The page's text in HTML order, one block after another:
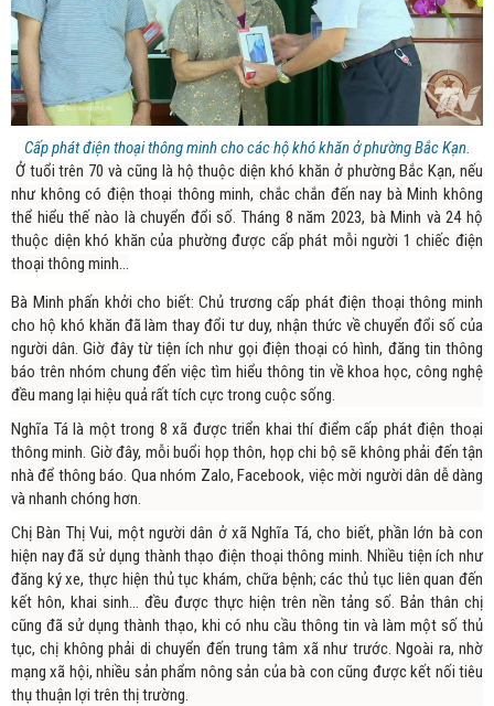
Cấp phát điện thoại thông minh cho các hộ khó khăn ở phường Bắc Kạn.
Ở tuổi trên 70 và cũng là hộ thuộc diện khó khăn ở phường Bắc Kạn, nếu
như không có điện thoại thông minh, chắc chắn đến nay bà Minh không
thể hiểu thế nào là chuyển đổi số. Tháng 8 năm 2023, bà Minh và 24 hộ
thuộc diện khó khăn của phường được cấp phát mỗi người 1 chiếc điện
thoại thông minh…
Bà Minh phấn khởi cho biết: Chủ trương cấp phát điện thoại thông minh
cho hộ khó khăn đã làm thay đổi tư duy, nhận thức về chuyển đổi số của
người dân. Giờ đây từ tiện ích như gọi điện thoại có hình, đăng tin thông
báo trên nhóm chung đến việc tìm hiểu thông tin về khoa học, công nghệ
đều mang lại hiệu quả rất tích cực trong cuộc sống.
Nghĩa Tá là một trong 8 xã được triển khai thí điểm cấp phát điện thoại
thông minh. Giờ đây, mỗi buổi họp thôn, họp chi bộ sẽ không phải đến tận
nhà để thông báo. Qua nhóm Zalo, Facebook, việc mời người dân dễ dàng
và nhanh chóng hơn.
Chị Bàn Thị Vui, một người dân ở xã Nghĩa Tá, cho biết, phần lớn bà con
hiện nay đã sử dụng thành thạo điện thoại thông minh. Nhiều tiện ích như
đăng ký xe, thực hiện thủ tục khám, chữa bệnh; các thủ tục liên quan đến
kết hôn, khai sinh… đều được thực hiện trên nền tảng số. Bản thân chị
cũng đã sử dụng thành thạo, khi có nhu cầu thông tin và làm một số thủ
tục, chị không phải di chuyển đến trung tâm xã như trước. Ngoài ra, nhờ
mạng xã hội, nhiều sản phẩm nông sản của bà con cũng được kết nối tiêu
thụ thuận lợi trên thị trường.